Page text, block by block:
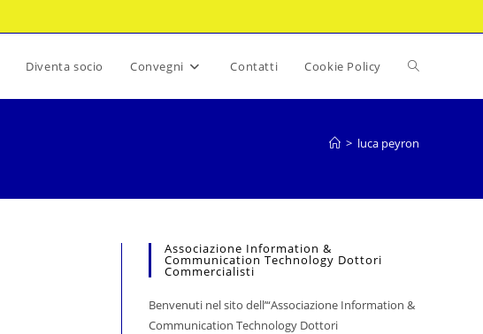
Diventa socio Convegni Contatti Cookie Policy Attiva/
ricerca
> luca peyron
Associazione Information &
Communication Technology Dottori
Commercialisti
Benvenuti nel sito dell’“Associazione Information &
Communication Technology Dottori